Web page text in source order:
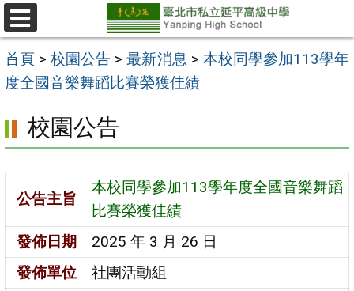
跳
至
主
要
區
選
單
首頁 >校園公告 >最新消息 > 本校同學參加113學年
度全國音樂舞蹈比賽榮獲佳績
校園公告
公告主旨
本校同學參加113學年度全國音樂舞蹈
比賽榮獲佳績
發佈日期
2025 年 3 月 26 日
發佈單位
社團活動組